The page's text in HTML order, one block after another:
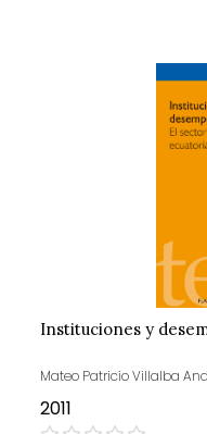
Instituciones y
Mateo Patricio Villalba
2011